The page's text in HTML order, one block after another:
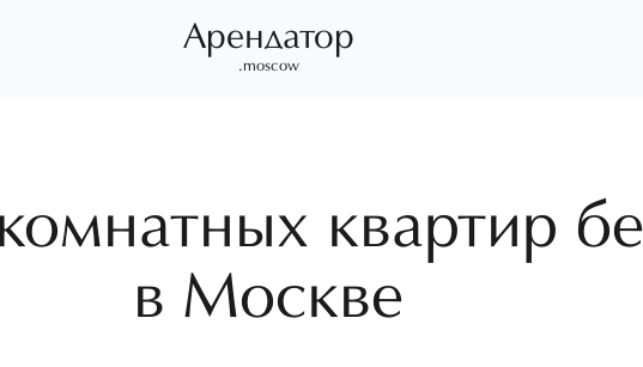
Арендатор
.moscow
квартир
в Москве